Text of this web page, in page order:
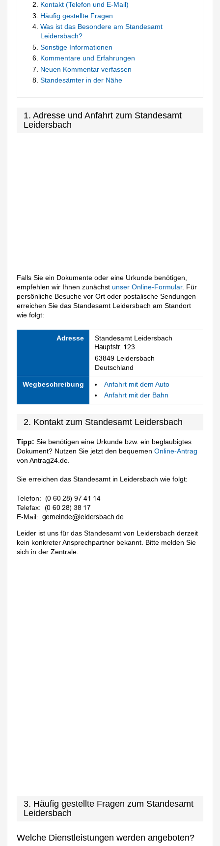
Kontakt (Telefon und E-Mail)
Häufig gestellte Fragen
Was ist das Besondere am Standesamt
Leidersbach?
Sonstige Informationen
Kommentare und Erfahrungen
Neuen Kommentar verfassen
Standesämter in der Nähe
1. Adresse und Anfahrt zum Standesamt
Leidersbach
Falls Sie ein Dokumente oder eine Urkunde benötigen,
empfehlen wir Ihnen zunächstunser Online-Formular. Für
persönliche Besuche vor Ort oder postalische Sendungen
erreichen Sie das Standesamt Leidersbach am Standort
wie folgt:
Adresse Standesamt Leidersbach
63849 Leidersbach
Deutschland
Wegbeschreibung
Anfahrt mit dem Auto
Anfahrt mit der Bahn
2. Kontakt zum Standesamt Leidersbach
Tipp: Sie benötigen eine Urkunde bzw. ein beglaubigtes
Dokument? Nutzen Sie jetzt den bequemenOnline-Antrag
von Antrag24.de.
Sie erreichen das Standesamt in Leidersbach wie folgt:
Telefon:
Telefax:
E-Mail:
Leider ist uns für das Standesamt von Leidersbach derzeit
kein konkreter Ansprechpartner bekannt. Bitte melden Sie
sich in der Zentrale.
3. Häufig gestellte Fragen zum Standesamt
Leidersbach
Welche Dienstleistungen werden angeboten?